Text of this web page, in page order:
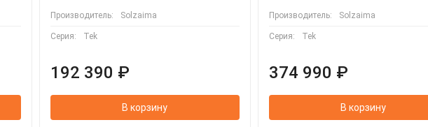
Производитель: Solzaima
Серия: Tek
192 390 ₽
В корзину
Производитель: Solzaima
Серия: Tek
374 990 ₽
В корзину